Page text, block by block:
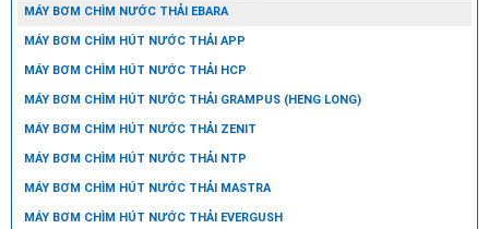
MÁY BƠM CHÌM NƯỚC THẢI EBARA
MÁY BƠM CHÌM HÚT NƯỚC THẢI APP
MÁY BƠM CHÌM HÚT NƯỚC THẢI HCP
MÁY BƠM CHÌM HÚT NƯỚC THẢI GRAMPUS (HENG LONG)
MÁY BƠM CHÌM HÚT NƯỚC THẢI ZENIT
MÁY BƠM CHÌM HÚT NƯỚC THẢI NTP
MÁY BƠM CHÌM HÚT NƯỚC THẢI MASTRA
MÁY BƠM CHÌM HÚT NƯỚC THẢI EVERGUSH